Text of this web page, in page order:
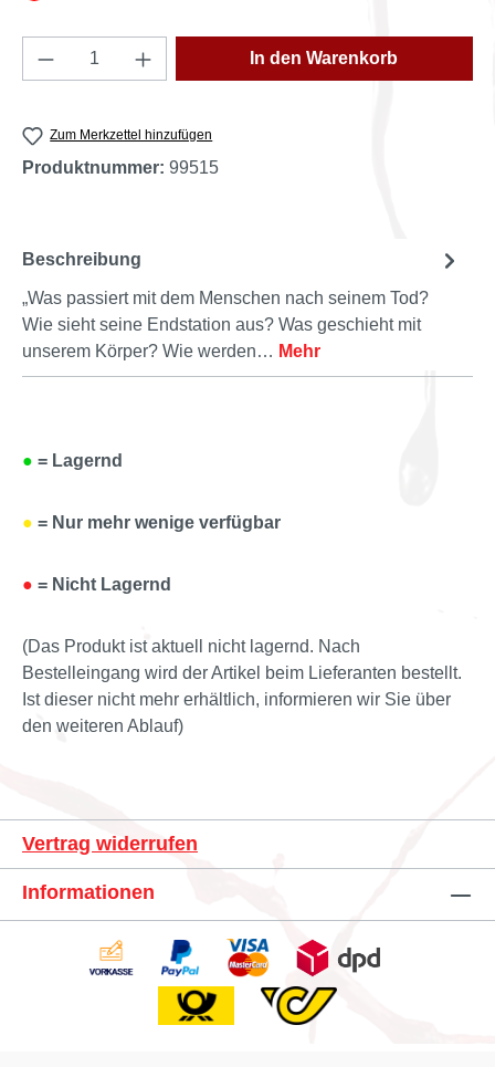
Produkt Anzahl: Gib den gewünschten
In den Warenkorb
Zum Merkzettel hinzufügen
Produktnummer: 99515
Beschreibung
„Was passiert mit dem Menschen nach seinem Tod?
Wie sieht seine Endstation aus? Was geschieht mit
unserem Körper? Wie werden… Mehr
● = Lagernd
● = Nur mehr wenige verfügbar
● = Nicht Lagernd
(Das Produkt ist aktuell nicht lagernd. Nach
Bestelleingang wird der Artikel beim Lieferanten bestellt.
Ist dieser nicht mehr erhältlich, informieren wir Sie über
den weiteren Ablauf)
Vertrag widerrufen
Informationen